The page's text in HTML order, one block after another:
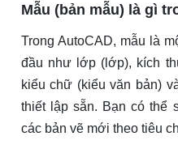
Mẫu (bản mẫu) là gì
Trong AutoCAD, mẫu là
đầu như lớp (lớp), kích
kiểu chữ (kiểu văn bản)
thiết lập sẵn. Bạn có thể
các bản vẽ mới theo tiêu